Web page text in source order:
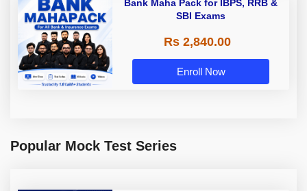
Bank Maha Pack for IBPS, RRB &
SBI Exams
Rs 2,840.00
Enroll Now
Popular Mock Test Series